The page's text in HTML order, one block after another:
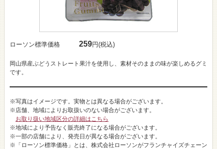
ローソン標準価格 259円(税込)
岡山県産ぶどうストレート果汁を使用し、素材そのままの味が楽しめるグミ
です。
※写真はイメージです。実物とは異なる場合がございます。
※店舗、地域によりお取扱いのない場合がございます。
お取り扱い地域区分の詳細はこちら
※地域により予告なく販売終了になる場合がございます。
※一部の店舗により、発売日が異なる場合がございます。
※「ローソン標準価格」とは、株式会社ローソンがフランチャイズチェーン